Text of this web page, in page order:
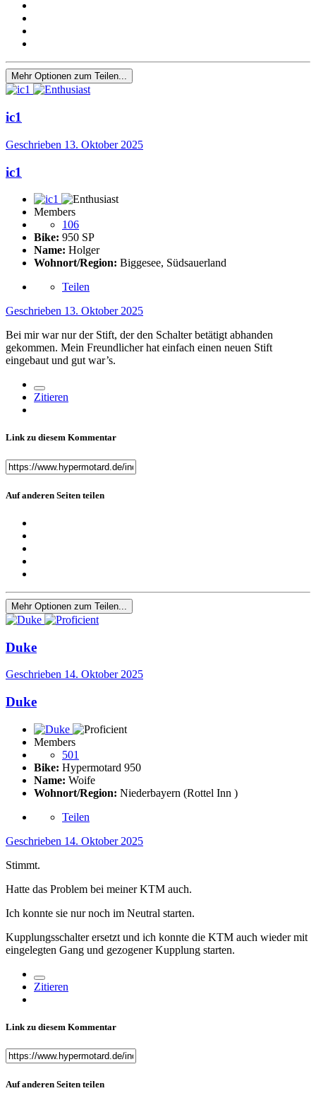
Mehr Optionen zum Teilen...
ic1
Geschrieben 13. Oktober 2025
ic1
Members
106
Bike: 950 SP
Name: Holger
Wohnort/Region: Biggesee, Südsauerland
Teilen
Geschrieben 13. Oktober 2025
Bei mir war nur der Stift, der den Schalter betätigt abhanden
gekommen. Mein Freundlicher hat einfach einen neuen Stift
eingebaut und gut war’s.
Zitieren
Link zu diesem Kommentar
Auf anderen Seiten teilen
Mehr Optionen zum Teilen...
Duke
Geschrieben 14. Oktober 2025
Duke
Members
501
Bike: Hypermotard 950
Name: Woife
Wohnort/Region: Niederbayern (Rottel Inn )
Teilen
Geschrieben 14. Oktober 2025
Stimmt.
Hatte das Problem bei meiner KTM auch.
Ich konnte sie nur noch im Neutral starten.
Kupplungsschalter ersetzt und ich konnte die KTM auch wieder mit
eingelegten Gang und gezogener Kupplung starten.
Zitieren
Link zu diesem Kommentar
Auf anderen Seiten teilen